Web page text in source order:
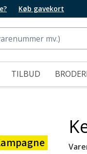
Køb gavekort
TILBUD